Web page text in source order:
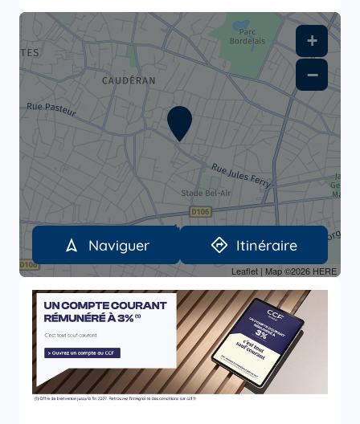
+
−
Leaflet | Map ©2026 HERE
Naviguer Itinéraire